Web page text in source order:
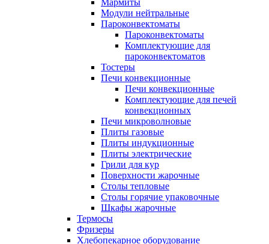
Мармиты
Модули нейтральные
Пароконвектоматы
Пароконвектоматы
Комплектующие для
пароконвектоматов
Тостеры
Печи конвекционные
Печи конвекционные
Комплектующие для печей
конвекционных
Печи микроволновые
Плиты газовые
Плиты индукционные
Плиты электрические
Грили для кур
Поверхности жарочные
Столы тепловые
Столы горячие упаковочные
Шкафы жарочные
Термосы
Фризеры
Хлебопекарное оборудование